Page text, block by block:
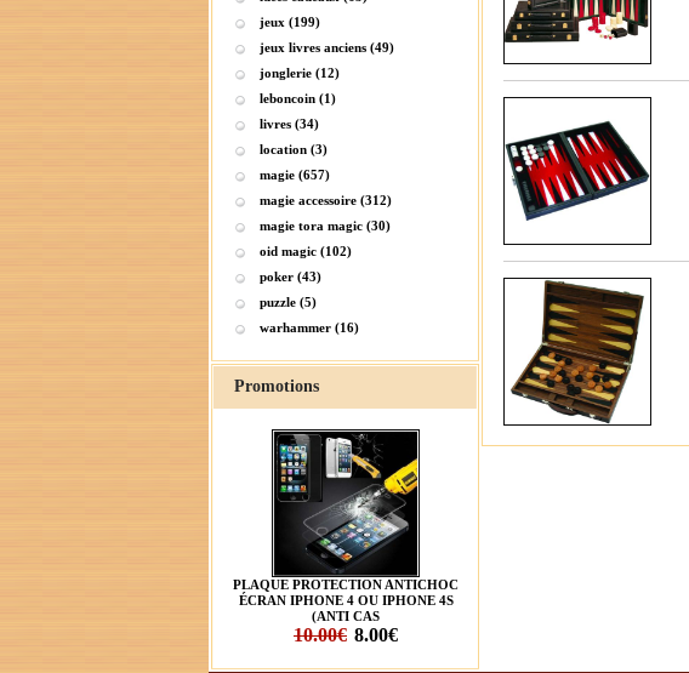
jeux (199)
jeux livres anciens (49)
jonglerie (12)
leboncoin (1)
livres (34)
location (3)
magie (657)
magie accessoire (312)
magie tora magic (30)
oid magic (102)
poker (43)
puzzle (5)
warhammer (16)
Promotions
PLAQUE PROTECTION ANTICHOC
ÉCRAN IPHONE 4 OU IPHONE 4S
(ANTI CAS
10.00€ 8.00€